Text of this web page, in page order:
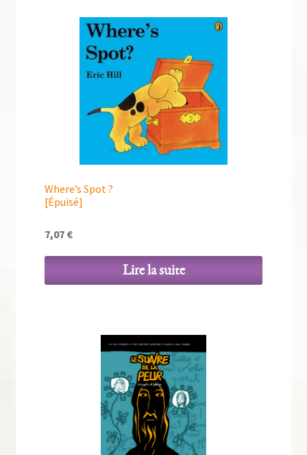
Where’s Spot ?
[Épuisé]
7,07 €
Lire la suite